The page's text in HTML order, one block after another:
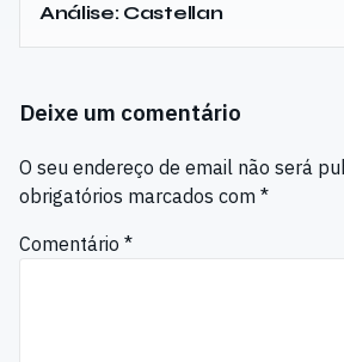
Análise: Castellan
Deixe um comentário
O seu endereço de email não será
obrigatórios marcados com *
Comentário *